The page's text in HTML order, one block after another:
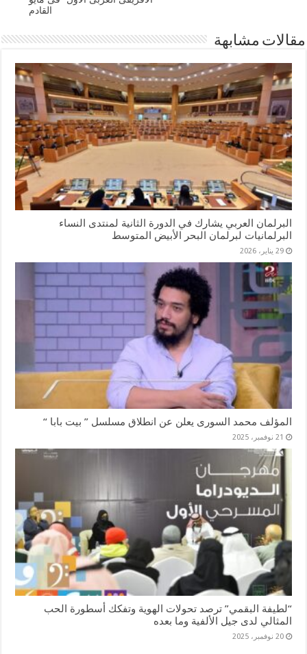
القادم
مقالات مشابهة
البرلمان العربي يشارك في الدورة الثانية لمنتدى النساء
البرلمانيات لبرلمان البحر الأبيض المتوسط
29 يناير، 2026
المؤلف محمد السورى يعلن عن انطلاق مسلسل ” بيت بابا “
21 نوفمبر، 2025
“لطيفة البقمي” ترصد تحولات الهوية وتفكك أسطورة الحب
المثالي لدى جيل الألفية وما بعده
20 نوفمبر، 2025